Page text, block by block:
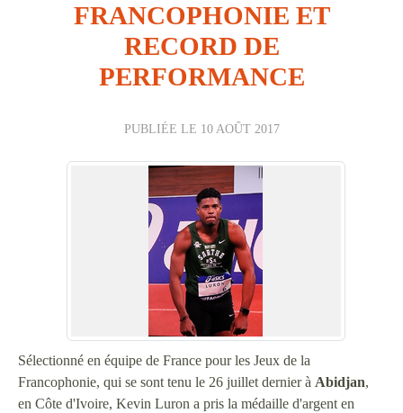
FRANCOPHONIE ET
RECORD DE
PERFORMANCE
PUBLIÉE LE 10 AOÛT 2017
Sélectionné en équipe de France pour les Jeux de la
Francophonie, qui se sont tenu le 26 juillet dernier à Abidjan,
en Côte d'Ivoire, Kevin Luron a pris la médaille d'argent en